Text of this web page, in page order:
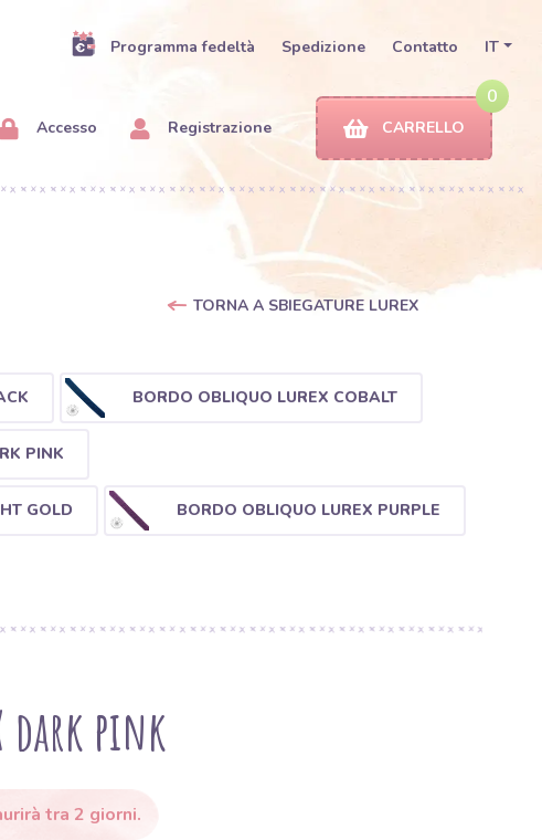
Programma fedeltà Spedizione Contatto IT
Accesso Registrazione
0
CARRELLO
TORNA A SBIEGATURE LUREX
BORDO OBLIQUO LUREX COBALT
PINK
GOLD BORDO OBLIQUO LUREX PURPLE
dark pink
tra 2 giorni.